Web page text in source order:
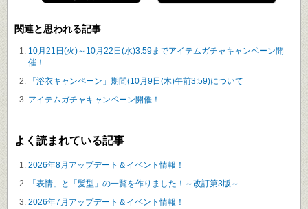
関連と思われる記事
10月21日(火)～10月22日(水)3:59までアイテムガチャキャンペーン開
催！
「浴衣キャンペーン」期間(10月9日(木)午前3:59)について
アイテムガチャキャンペーン開催！
よく読まれている記事
2026年8月アップデート＆イベント情報！
「表情」と「髪型」の一覧を作りました！～改訂第3版～
2026年7月アップデート＆イベント情報！